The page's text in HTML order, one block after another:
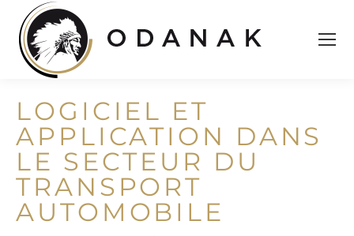
LOGICIEL ET
APPLICATION DANS
LE SECTEUR DU
TRANSPORT
AUTOMOBILE